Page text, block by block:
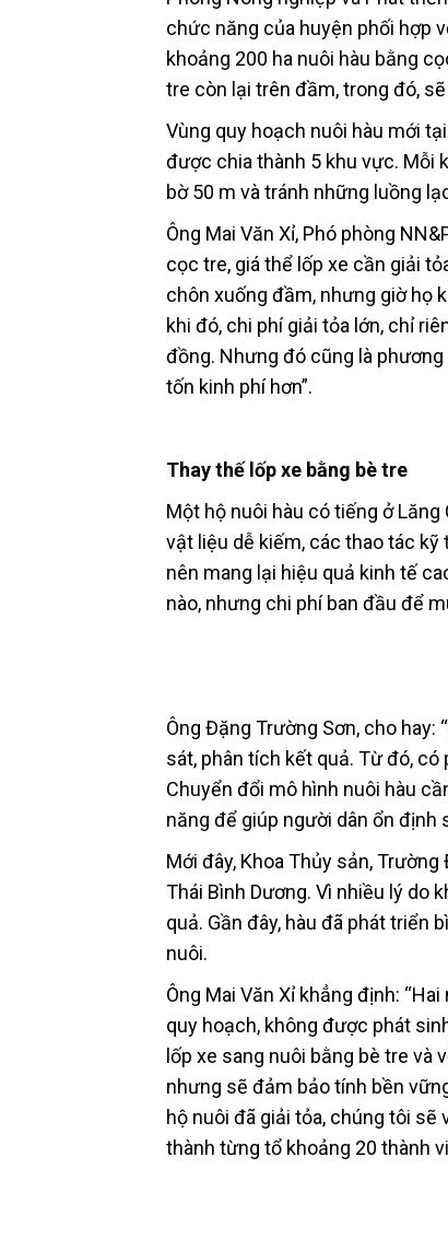
chức năng của huyện phối hợp
khoảng 200 ha nuôi hàu bằng
tre còn lại trên đầm, trong đó,
Vùng quy hoạch nuôi hàu mới
được chia thành 5 khu vực. Mỗi
bờ 50 m và tránh những luồng
Ông Mai Văn Xỉ, Phó phòng
cọc tre, giá thể lốp xe cần giải
chôn xuống đầm, nhưng giờ họ
khi đó, chi phí giải tỏa lớn, chỉ
đồng. Nhưng đó cũng là
tốn kinh phí hơn”.
Thay thế lốp xe bằng bè tre
Một hộ nuôi hàu có tiếng ở
vật liệu dễ kiếm, các thao tác kỹ
nên mang lại hiệu quả kinh tế
nào, nhưng chi phí ban đầu để
Ông Đặng Trường Sơn, cho
sát, phân tích kết quả. Từ đó,
Chuyển đổi mô hình nuôi hàu
năng để giúp người dân ổn định
Mới đây, Khoa Thủy sản,
Thái Bình Dương. Vì nhiều lý do
quả. Gần đây, hàu đã phát triển
nuôi.
Ông Mai Văn Xỉ khẳng định:
quy hoạch, không được phát
lốp xe sang nuôi bằng bè tre và
nhưng sẽ đảm bảo tính bền
hộ nuôi đã giải tỏa, chúng tôi
thành từng tổ khoảng 20 thành